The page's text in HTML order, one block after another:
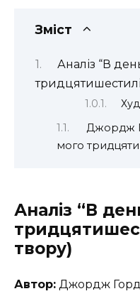
Зміст
Аналіз “В
Джордж
мого
Аналіз “В
твору)
Автор: Джордж